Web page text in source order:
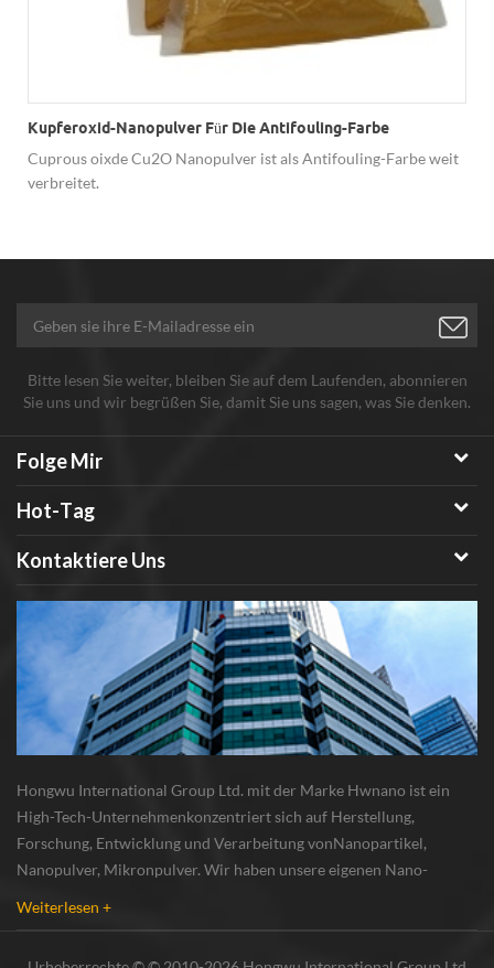
Kupferoxid-Nanopulver Für Die Antifouling-Farbe
Cuprous oixde Cu2O Nanopulver ist als Antifouling-Farbe weit
verbreitet.
Bitte lesen Sie weiter, bleiben Sie auf dem Laufenden, abonnieren
Sie uns und wir begrüßen Sie, damit Sie uns sagen, was Sie denken.
Folge Mir
Hot-Tag
Kontaktiere Uns
Hongwu International Group Ltd. mit der Marke Hwnano ist ein
High-Tech-Unternehmenkonzentriert sich auf Herstellung,
Forschung, Entwicklung und Verarbeitung vonNanopartikel,
Nanopulver, Mikronpulver. Wir haben unsere eigenen Nano-
Weiterlesen +